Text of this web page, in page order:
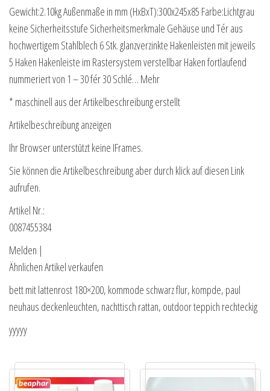
Gewicht:2.10kg Außenmaße in mm (HxBxT):300x245x85 Farbe:Lichtgrau
keine Sicherheitsstufe Sicherheitsmerkmale Gehäuse und Tér aus
hochwertigem Stahlblech 6 Stk. glanzverzinkte Hakenleisten mit jeweils
5 Haken Hakenleiste im Rastersystem verstellbar Haken fortlaufend
nummeriert von 1 – 30 fér 30 Schlé… Mehr
* maschinell aus der Artikelbeschreibung erstellt
Artikelbeschreibung anzeigen
Ihr Browser unterstützt keine IFrames.
Sie können die Artikelbeschreibung aber durch klick auf diesen Link
aufrufen.
Artikel Nr.:
0087455384
Melden |
Ähnlichen Artikel verkaufen
bett mit lattenrost 180×200, kommode schwarz flur, kompde, paul
neuhaus deckenleuchten, nachttisch rattan, outdoor teppich rechteckig
yyyyy